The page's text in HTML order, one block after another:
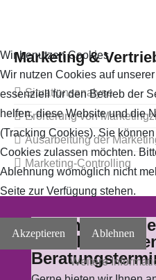
Marketing &
Situationsanalyse
Erörterung von
Ausarbeitung der
Marketing-Controlling
Vereinbaren
Wir benutzen Cookies
Wir nutzen Cookies auf
essenziell für den Betrieb der
helfen, diese Website und die
(Tracking Cookies). Sie
Cookies zulassen möchten.
Ablehnung womöglich nicht
Seite zur Verfügung stehen.
Akzeptieren Ablehnen
Weitere